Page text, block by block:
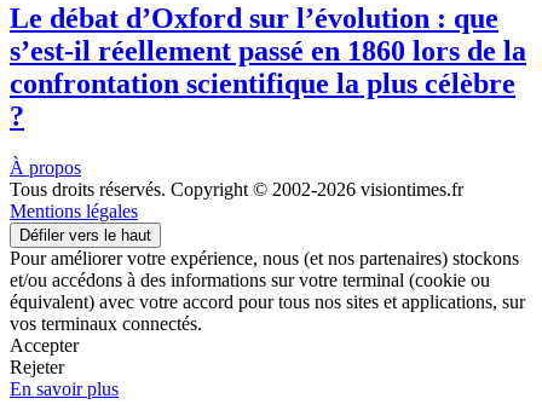
Le débat d’Oxford sur l’évolution : que
s’est-il réellement passé en 1860 lors de la
confrontation scientifique la plus célèbre
?
À propos
Tous droits réservés. Copyright © 2002-2026 visiontimes.fr
Mentions légales
Défiler vers le haut
Pour améliorer votre expérience, nous (et nos partenaires) stockons
et/ou accédons à des informations sur votre terminal (cookie ou
équivalent) avec votre accord pour tous nos sites et applications, sur
vos terminaux connectés.
Accepter
Rejeter
En savoir plus